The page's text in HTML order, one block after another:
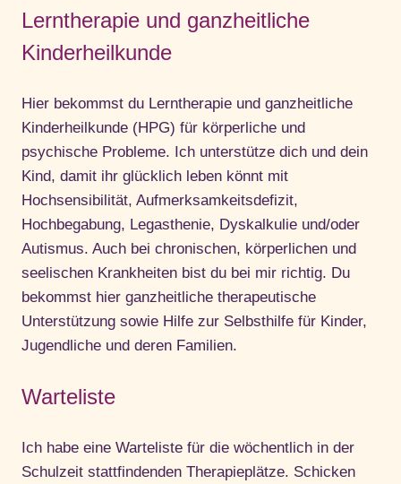
Lerntherapie und ganzheitliche
Kinderheilkunde
Hier bekommst du Lerntherapie und ganzheitliche
Kinderheilkunde (HPG) für körperliche und
psychische Probleme. Ich unterstütze dich und dein
Kind, damit ihr glücklich leben könnt mit
Hochsensibilität, Aufmerksamkeitsdefizit,
Hochbegabung, Legasthenie, Dyskalkulie und/oder
Autismus. Auch bei chronischen, körperlichen und
seelischen Krankheiten bist du bei mir richtig. Du
bekommst hier ganzheitliche therapeutische
Unterstützung sowie Hilfe zur Selbsthilfe für Kinder,
Jugendliche und deren Familien.
Warteliste
Ich habe eine Warteliste für die wöchentlich in der
Schulzeit stattfindenden Therapieplätze. Schicken